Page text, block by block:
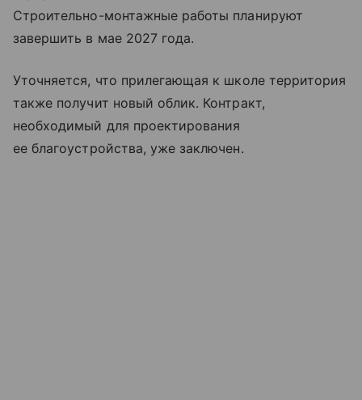
Строительно-монтажные работы планируют
завершить в мае 2027 года.
Уточняется, что прилегающая к школе территория
также получит новый облик. Контракт,
необходимый для проектирования
ее благоустройства, уже заключен.